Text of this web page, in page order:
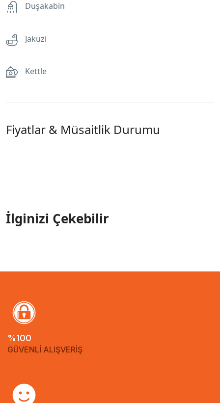
Duşakabin
Jakuzi
Kettle
Fiyatlar & Müsaitlik Durumu
İlginizi Çekebilir
%100
GÜVENLİ ALIŞVERİŞ